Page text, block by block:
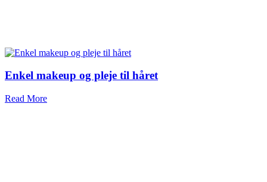
Enkel makeup og pleje til håret
Read More